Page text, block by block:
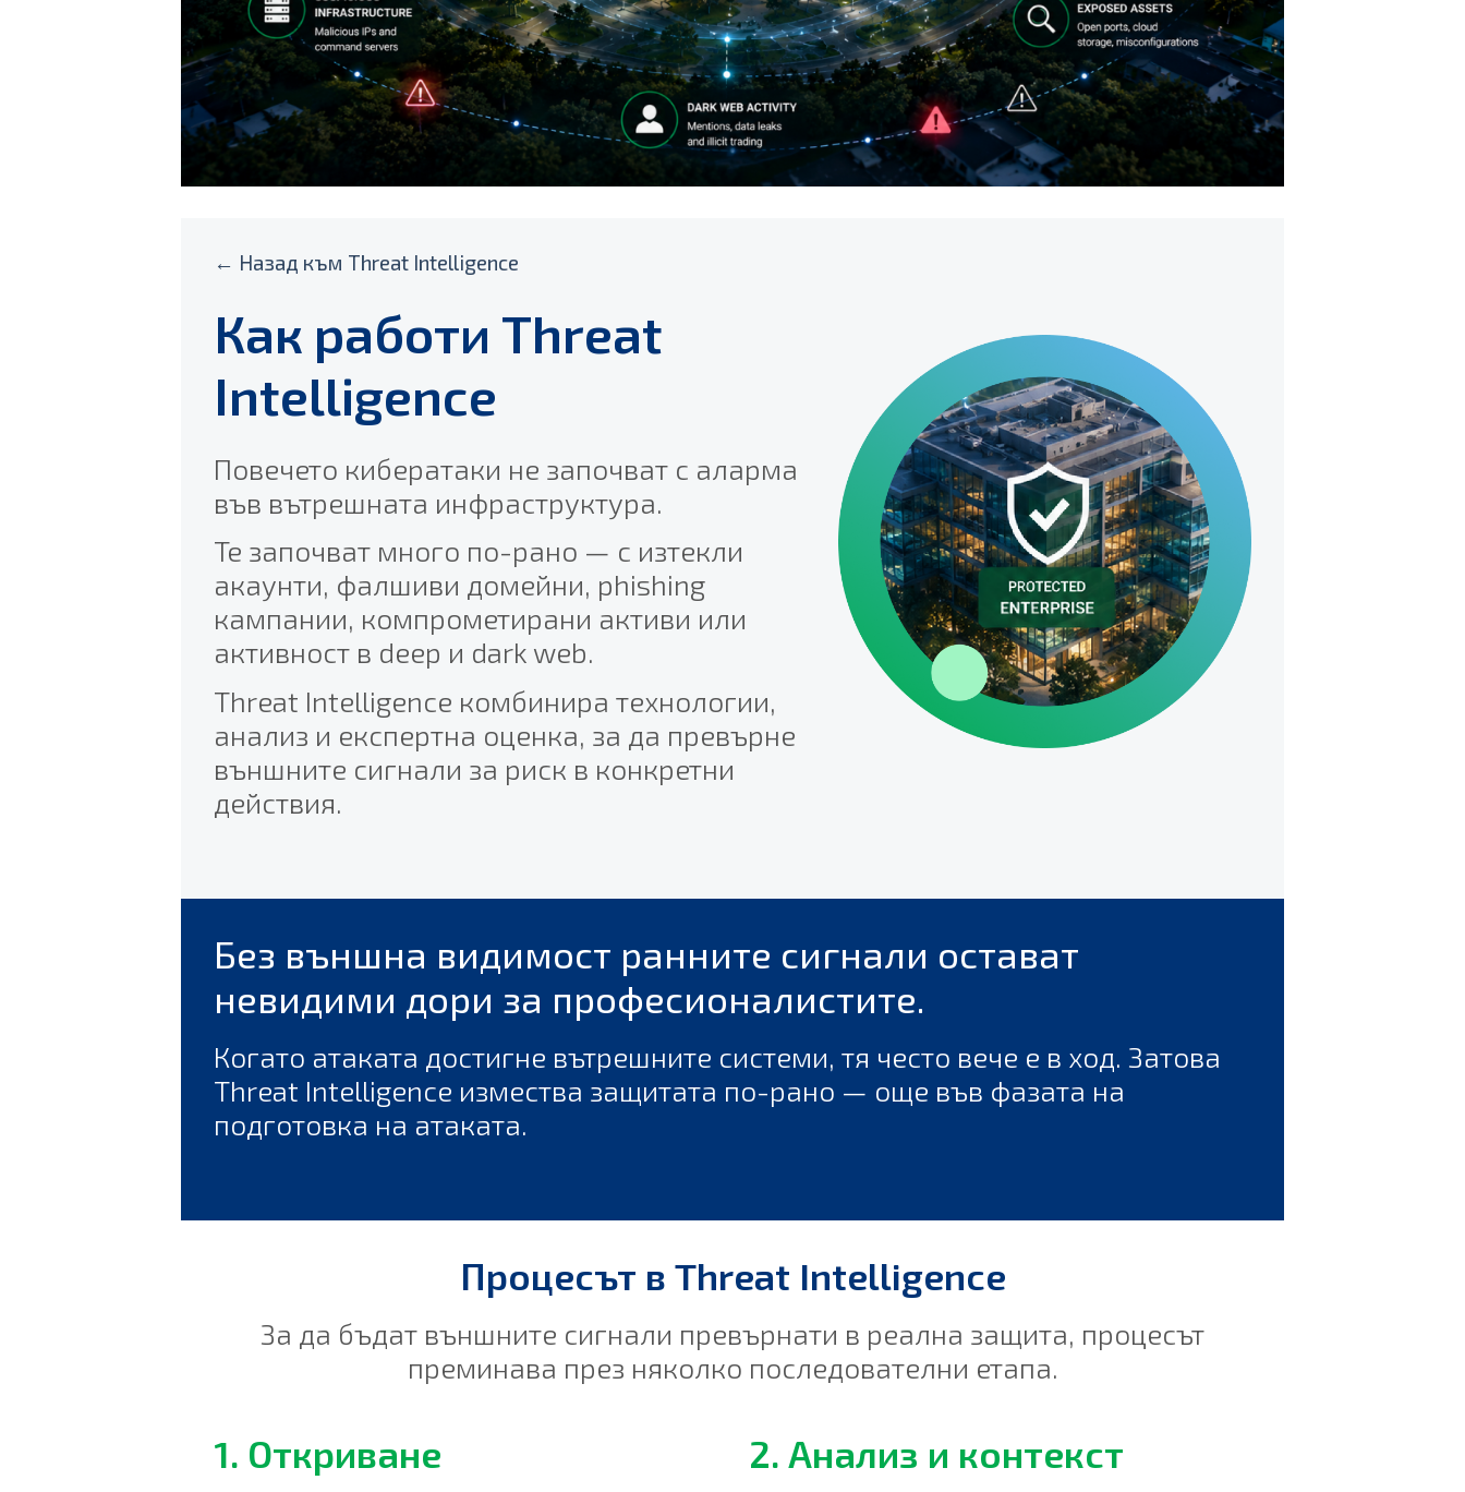
← Назад към Threat Intelligence
Как работи Threat
Intelligence
Повечето кибератаки не започват с аларма
във вътрешната инфраструктура.
Те започват много по-рано — с изтекли
акаунти, фалшиви домейни, phishing
кампании, компрометирани активи или
активност в deep и dark web.
Threat Intelligence комбинира технологии,
анализ и експертна оценка, за да превърне
външните сигнали за риск в конкретни
действия.
Без външна видимост ранните сигнали остават
невидими дори за професионалистите.
Когато атаката достигне вътрешните системи, тя често вече е в ход. Затова
Threat Intelligence измества защитата по-рано — още във фазата на
подготовка на атаката.
Процесът в Threat Intelligence
За да бъдат външните сигнали превърнати в реална защита, процесът
преминава през няколко последователни етапа.
1. Откриване 2. Анализ и контекст